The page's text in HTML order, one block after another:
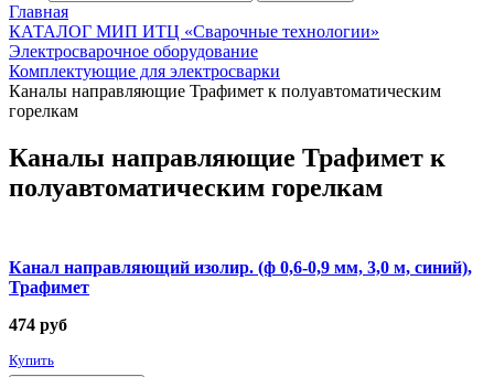
Главная
КАТАЛОГ МИП ИТЦ «Сварочные технологии»
Электросварочное оборудование
Комплектующие для электросварки
Каналы направляющие Трафимет к полуавтоматическим
горелкам
Каналы направляющие Трафимет к
полуавтоматическим горелкам
Канал направляющий изолир. (ф 0,6-0,9 мм, 3,0 м, синий),
Трафимет
474 руб
Купить